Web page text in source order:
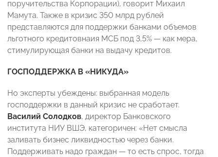
поручительства Корпорации), говорит Михаил
Мамута. Также в кризис 350 млрд рублей
представляются для поддержки банками объемов
льготного кредитовнаия МСБ под 3,5% — как мера,
стимулирующая банки на выдачу кредитов.
ГОСПОДДЕРЖКА В «НИКУДА»
Но эксперты убеждены: выбранная модель
господдержки в данный кризис не сработает.
Василий Солодков, директор Банковского
института НИУ ВШЭ, категоричен: «Нет смысла
заливать бизнес ликвидностью через банки.
Поддерживать надо граждан — то есть спрос, тогда